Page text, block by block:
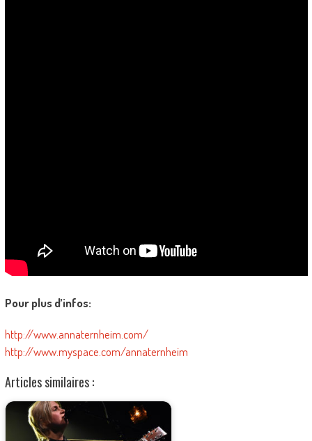
Pour plus d’infos:
http://www.annaternheim.com/
http://www.myspace.com/annaternheim
Articles similaires :